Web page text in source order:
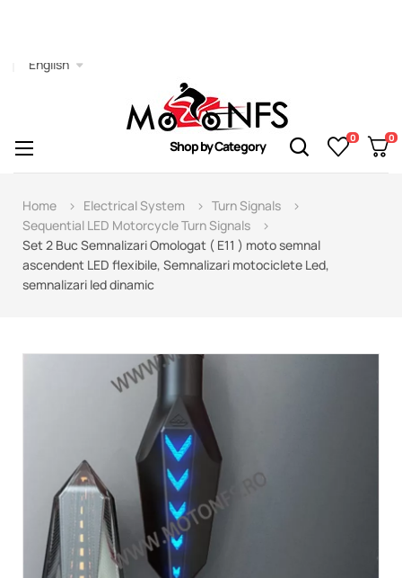
Shop by Category 0 0
Toggle
navigation
☰
English
Home Electrical System
Turn Signals
Sequential LED Motorcycle Turn Signals
Set 2 Buc Semnalizari Omologat ( E11 ) moto semnal
ascendent LED flexibile, Semnalizari motociclete Led,
semnalizari led dinamic